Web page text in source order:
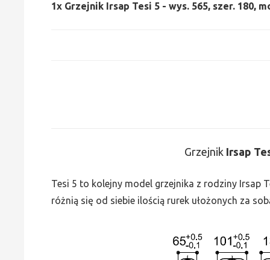
1x Grzejnik Irsap Tesi 5 - wys. 565, szer. 180,
Grzejnik Irsap
Tesi 5 to kolejny model grzejnika z rodziny Irsap
różnią się od siebie ilością rurek ułożonych za